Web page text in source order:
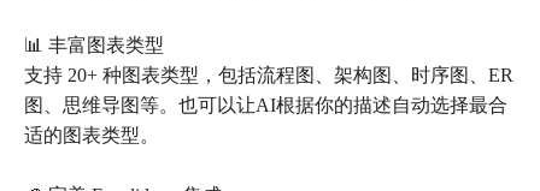
📊 丰富图表类型
支持 20+ 种图表类型，包括流程图、架构图、时序图、ER
图、思维导图等。也可以让AI根据你的描述自动选择最合
适的图表类型。